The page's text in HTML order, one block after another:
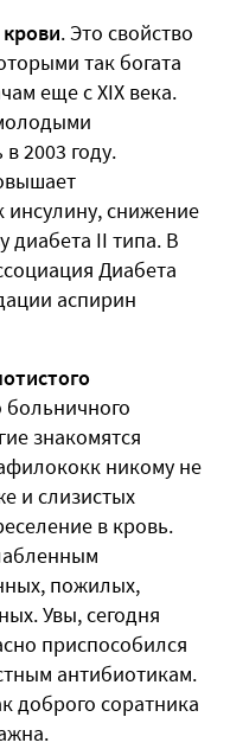
. Это свойство
так богата
еще с XIX века.
2003 году.
инсулину, снижение
диабета II типа. В
Диабета
аспирин
больничного
знакомятся
никому не
и слизистых
в кровь.
пожилых,
Увы, сегодня
приспособился
антибиотикам.
доброго соратника